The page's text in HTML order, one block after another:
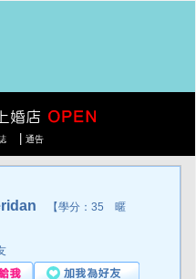
通告
【學分：35 暱